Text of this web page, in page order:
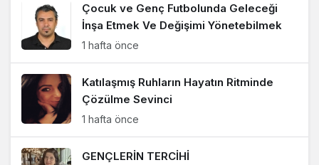
AYDIN UZKAN
"BÜKÜLMEDEN KIRILANLAR"
Gül Akpınar
"Aynı Masadaki Işıklar"
Çocuk ve Genç Futbolunda Geleceği
İnşa Etmek Ve Değişimi Yönetebilmek
1 hafta önce
Katılaşmış Ruhların Hayatın Ritminde
Çözülme Sevinci
1 hafta önce
GENÇLERİN TERCİHİ